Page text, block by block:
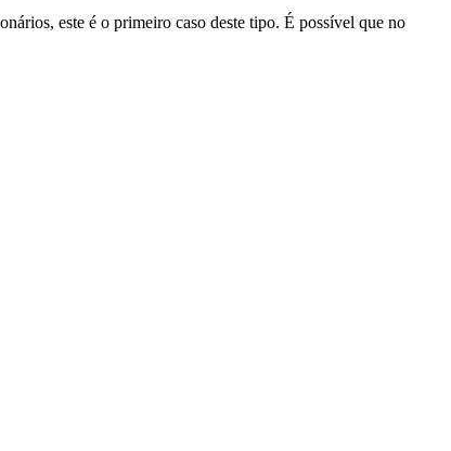
este é o primeiro caso deste tipo. É possível que no